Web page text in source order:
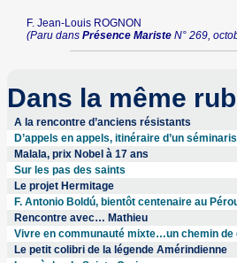
F. Jean-Louis ROGNON
(Paru dansPrésence Mariste N° 269,
Dans la même
A la rencontre d’anciens résistants
D’appels en appels, itinéraire d’un
Malala, prix Nobel à 17 ans
Sur les pas des saints
Le projet Hermitage
F. Antonio Boldú, bientôt centenaire au
Rencontre avec… Mathieu
Vivre en communauté mixte…un chemin de
Le petit colibri de la légende Amérindienne